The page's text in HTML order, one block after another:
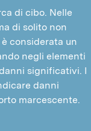
di cibo. Nelle
di solito non
considerata un
negli elementi
significativi. I
danni
marcescente.